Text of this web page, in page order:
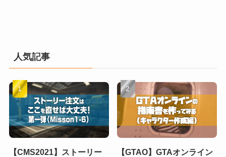
人気記事
【CMS2021】ストーリー
【GTAO】GTAオンライン